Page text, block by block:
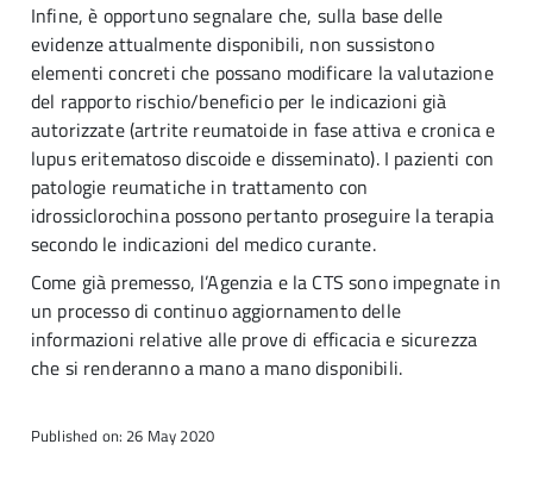
Infine, è opportuno segnalare che, sulla base delle
evidenze attualmente disponibili, non sussistono
elementi concreti che possano modificare la valutazione
del rapporto rischio/beneficio per le indicazioni già
autorizzate (artrite reumatoide in fase attiva e cronica e
lupus eritematoso discoide e disseminato). I pazienti con
patologie reumatiche in trattamento con
idrossiclorochina possono pertanto proseguire la terapia
secondo le indicazioni del medico curante.
Come già premesso, l’Agenzia e la CTS sono impegnate in
un processo di continuo aggiornamento delle
informazioni relative alle prove di efficacia e sicurezza
che si renderanno a mano a mano disponibili.
Published on: 26 May 2020